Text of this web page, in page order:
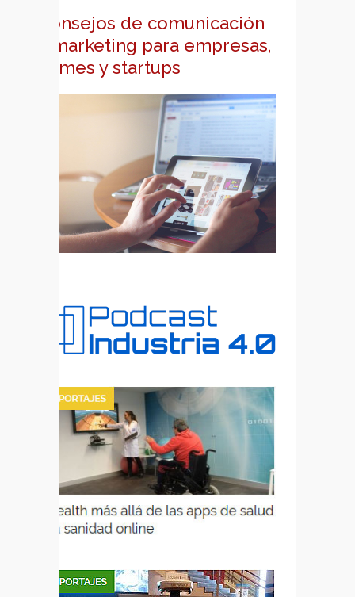
Consejos de comunicación
y marketing para empresas,
pymes y startups